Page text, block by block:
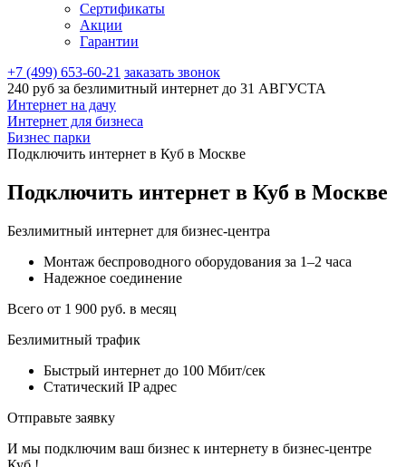
Сертификаты
Акции
Гарантии
+7 (499) 653-60-21 заказать звонок
240 руб за безлимитный интернет до 31 АВГУСТА
Интернет на дачу
Интернет для бизнеса
Бизнес парки
Подключить интернет в Куб в Москве
Подключить интернет в Куб в Москве
Безлимитный интернет для бизнес-центра
Монтаж беспроводного оборудования за 1–2 часа
Надежное соединение
Всего от 1 900 руб. в месяц
Безлимитный трафик
Быстрый интернет до 100 Мбит/сек
Статический IP адрес
Отправьте заявку
И мы подключим ваш бизнес к интернету в бизнес-центре